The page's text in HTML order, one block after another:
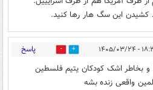
کشیدن این سگ هار رها کنید.
۰۳/۲۴ 19 پاسخ
و بخاطر اشک کودکان یتیم فلسطین
واقعی زنده بشه